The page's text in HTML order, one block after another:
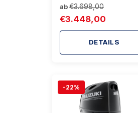
größere Boote
ab €3.698,00
€3.448,00
DETAILS
-22%